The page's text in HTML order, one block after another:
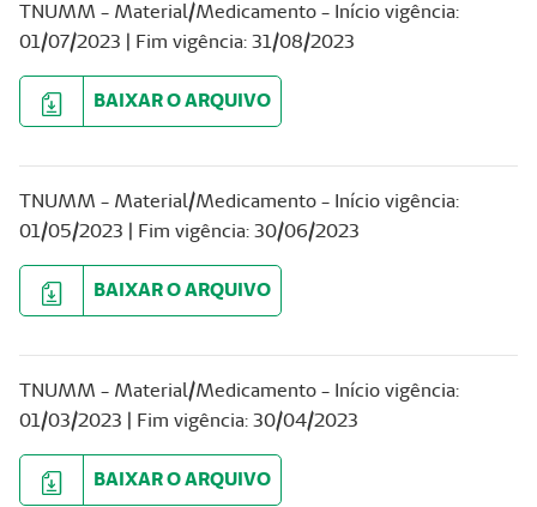
TNUMM - Material/Medicamento - Início vigência:
01/07/2023 | Fim vigência: 31/08/2023
BAIXAR O ARQUIVO
TNUMM - Material/Medicamento - Início vigência:
01/05/2023 | Fim vigência: 30/06/2023
BAIXAR O ARQUIVO
TNUMM - Material/Medicamento - Início vigência:
01/03/2023 | Fim vigência: 30/04/2023
BAIXAR O ARQUIVO